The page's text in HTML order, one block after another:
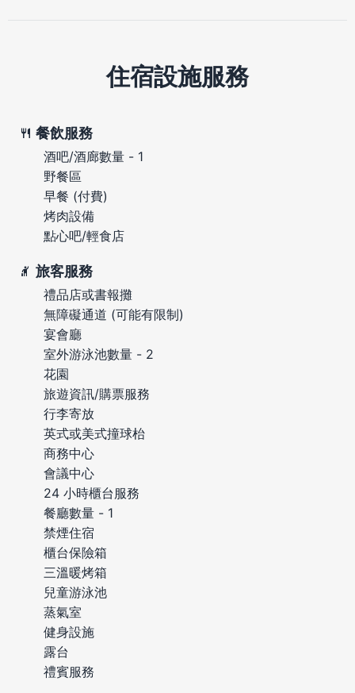
住宿設施服務
餐飲服務
酒吧/酒廊數量 - 1
野餐區
早餐 (付費)
烤肉設備
點心吧/輕食店
旅客服務
禮品店或書報攤
無障礙通道 (可能有限制)
宴會廳
室外游泳池數量 - 2
花園
旅遊資訊/購票服務
行李寄放
英式或美式撞球枱
商務中心
會議中心
24 小時櫃台服務
餐廳數量 - 1
禁煙住宿
櫃台保險箱
三溫暖烤箱
兒童游泳池
蒸氣室
健身設施
露台
禮賓服務